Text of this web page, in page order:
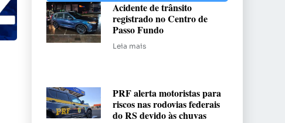
Acidente de trânsito
registrado no Centro de
Passo Fundo
Leia mais
PRF alerta motoristas para
riscos nas rodovias federais
do RS devido às chuvas